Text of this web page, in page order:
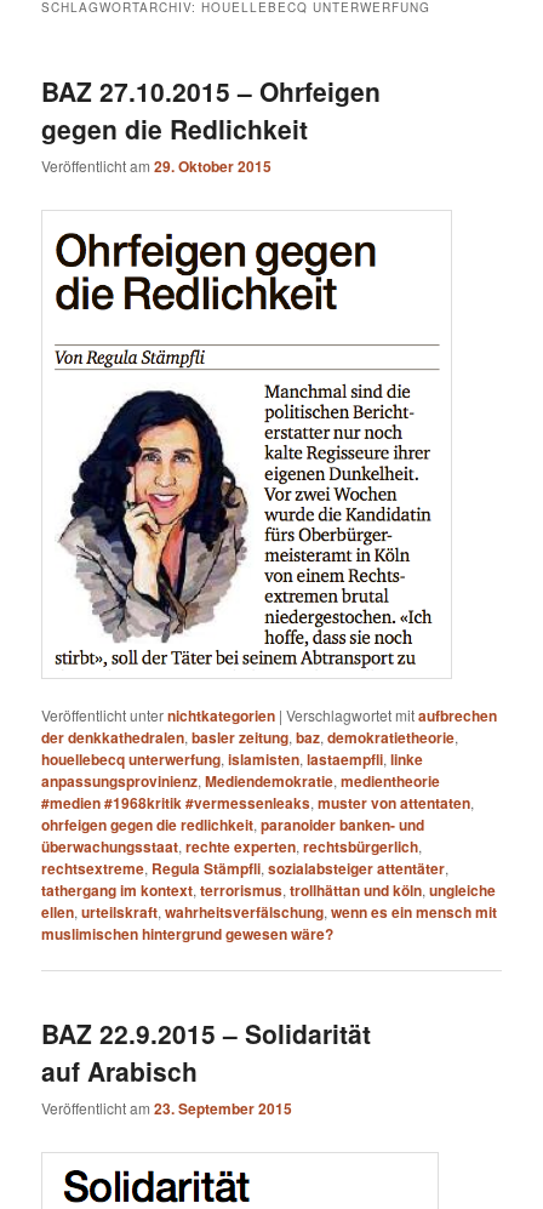
SCHLAGWORTARCHIV:HOUELLEBECQ UNTERWERFUNG
BAZ 27.10.2015 – Ohrfeigen
gegen die Redlichkeit
Veröffentlicht am29. Oktober 2015
Veröffentlicht unternichtkategorien |Verschlagwortet mitaufbrechen
der denkkathedralen,basler zeitung,baz,demokratietheorie,
houellebecq unterwerfung,islamisten,lastaempfli,linke
anpassungsprovinienz,Mediendemokratie,medientheorie
#medien #1968kritik #vermessenleaks,muster von attentaten,
ohrfeigen gegen die redlichkeit,paranoider banken- und
überwachungsstaat,rechte experten,rechtsbürgerlich,
rechtsextreme, Regula Stämpfli,sozialabsteiger attentäter,
tathergang im kontext,terrorismus,trollhättan und köln,ungleiche
ellen,urteilskraft,wahrheitsverfälschung,wenn es ein mensch mit
muslimischen hintergrund gewesen wäre?
BAZ 22.9.2015 – Solidarität
auf Arabisch
Veröffentlicht am23. September 2015